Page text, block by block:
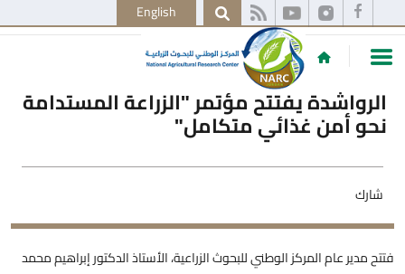
English
الرواشدة يفتتح مؤتمر "الزراعة المستدامة
نحو أمن غذائي متكامل"
شارك
فتتح مدير عام المركز الوطني للبحوث الزراعية، الأستاذ الدكتور إبراهيم محمد